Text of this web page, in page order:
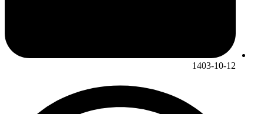
1403-10-12